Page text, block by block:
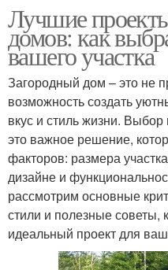
Лучшие
домов: как
вашего участка
Загородный дом – это не
возможность создать
вкус и стиль жизни.
это важное решение,
факторов: размера
дизайне и
рассмотрим основные
стили и полезные советы,
идеальный проект для